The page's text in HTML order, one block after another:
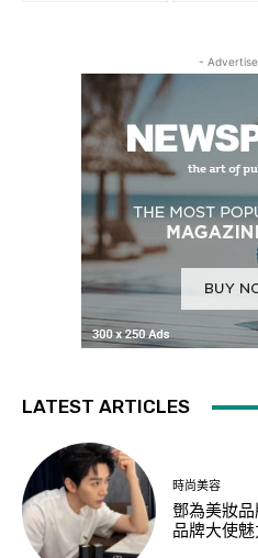
-
LATEST ARTICLES
時尚美容
鄧為美妝
品牌大使魅